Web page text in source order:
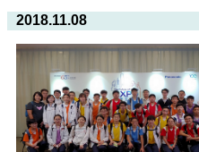
2018.11.08